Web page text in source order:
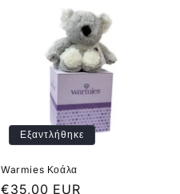
Εξαντλήθηκε
Warmies Κοάλα
Κανονική
€35,00 EUR